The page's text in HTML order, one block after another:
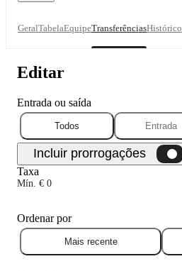
GeralTabelaEquipeTransferênciasHistórico
Editar
Entrada ou saída
Todos Entrada
Taxa
Mín. € 0
Ordenar por
Mais recente